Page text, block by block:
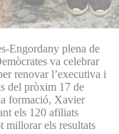
Engordany plena de
va celebrar
renovar l’executiva i
del pròxim 17 de
formació, Xavier
els 120 afiliats
millorar els resultats